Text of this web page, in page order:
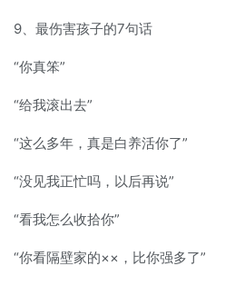
9、最伤害孩子的7句话
“你真笨”
“给我滚出去”
“这么多年，真是白养活你了”
“没见我正忙吗，以后再说”
“看我怎么收拾你”
“你看隔壁家的××，比你强多了”